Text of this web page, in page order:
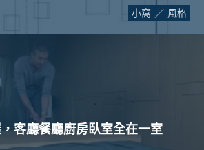
小窩 風格
客廳餐廳廚房臥室全在一室